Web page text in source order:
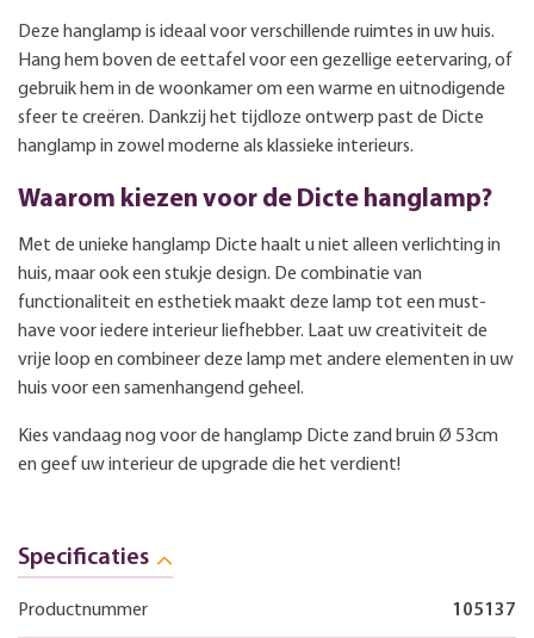
Deze hanglamp is ideaal voor verschillende ruimtes in uw huis.
Hang hem boven de eettafel voor een gezellige eetervaring, of
gebruik hem in de woonkamer om een warme en uitnodigende
sfeer te creëren. Dankzij het tijdloze ontwerp past de Dicte
hanglamp in zowel moderne als klassieke interieurs.
Waarom kiezen voor de Dicte hanglamp?
Met de unieke hanglamp Dicte haalt u niet alleen verlichting in
huis, maar ook een stukje design. De combinatie van
functionaliteit en esthetiek maakt deze lamp tot een must-
have voor iedere interieur liefhebber. Laat uw creativiteit de
vrije loop en combineer deze lamp met andere elementen in uw
huis voor een samenhangend geheel.
Kies vandaag nog voor de hanglamp Dicte zand bruin Ø 53cm
en geef uw interieur de upgrade die het verdient!
Specificaties
Productnummer 105137